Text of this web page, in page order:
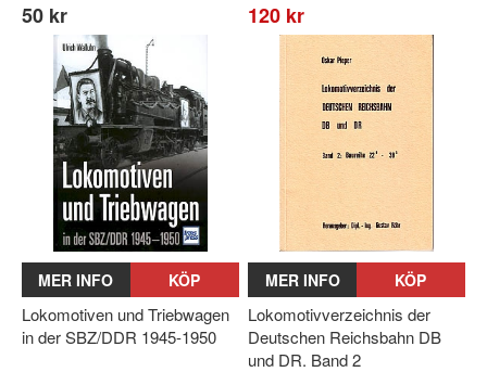
50 kr 120 kr
MER INFO KÖP
Lokomotiven und Triebwagen
in der SBZ/DDR 1945-1950
MER INFO KÖP
Lokomotivverzeichnis der
Deutschen Reichsbahn DB
und DR. Band 2